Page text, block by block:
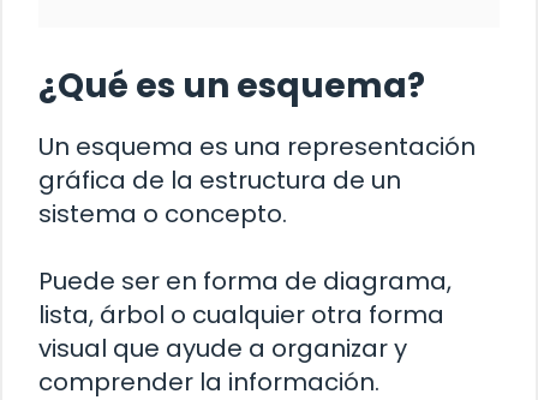
¿Qué es un esquema?
Un esquema es una representación
gráfica de la estructura de un
sistema o concepto.
Puede ser en forma de diagrama,
lista, árbol o cualquier otra forma
visual que ayude a organizar y
comprender la información.